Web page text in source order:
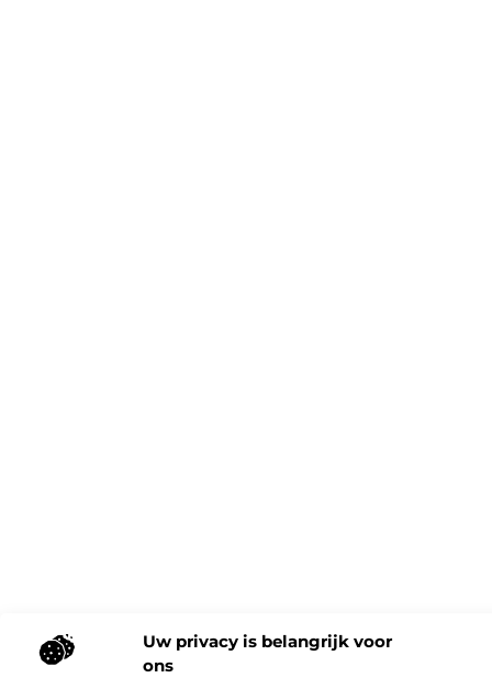
Uw privacy is belangrijk voor
ons